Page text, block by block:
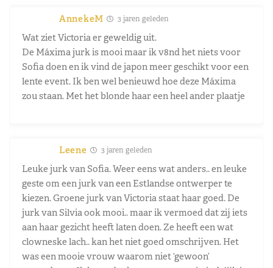
AnnekeM 3 jaren geleden
Wat ziet Victoria er geweldig uit.
De Máxima jurk is mooi maar ik v8nd het niets voor
Sofia doen en ik vind de japon meer geschikt voor een
lente event. Ik ben wel benieuwd hoe deze Máxima
zou staan. Met het blonde haar een heel ander plaatje
Leene 3 jaren geleden
Leuke jurk van Sofia. Weer eens wat anders.. en leuke
geste om een jurk van een Estlandse ontwerper te
kiezen. Groene jurk van Victoria staat haar goed. De
jurk van Silvia ook mooi.. maar ik vermoed dat zij iets
aan haar gezicht heeft laten doen. Ze heeft een wat
clowneske lach.. kan het niet goed omschrijven. Het
was een mooie vrouw waarom niet ‘gewoon’